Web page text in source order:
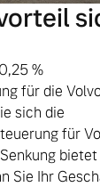
%
für die
sich die
für
bietet
Sie Ihr